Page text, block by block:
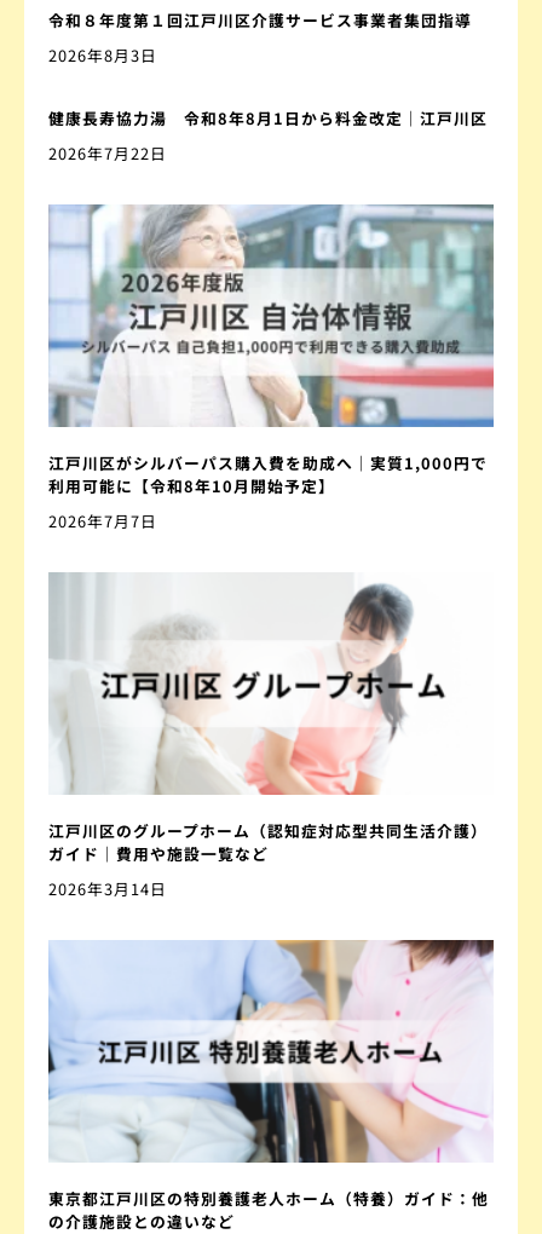
令和８年度第１回江戸川区介護サービス事業者集団指導
2026年8月3日
健康長寿協力湯 令和8年8月1日から料金改定｜江戸川区
2026年7月22日
江戸川区がシルバーパス購入費を助成へ｜実質1,000円で
利用可能に【令和8年10月開始予定】
2026年7月7日
江戸川区のグループホーム（認知症対応型共同生活介護）
ガイド｜費用や施設一覧など
2026年3月14日
東京都江戸川区の特別養護老人ホーム（特養）ガイド：他
の介護施設との違いなど